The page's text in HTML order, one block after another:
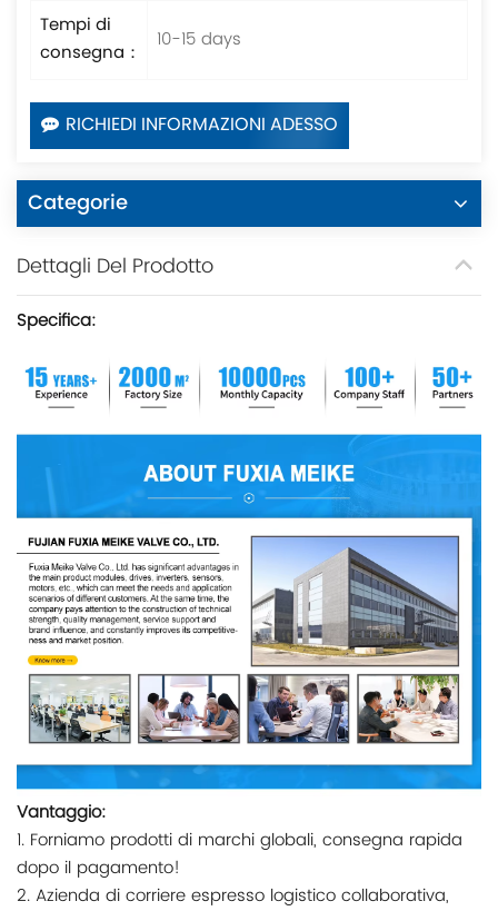
Tempi di
consegna：
10-15 days
RICHIEDI INFORMAZIONI ADESSO
Categorie
Dettagli Del Prodotto
Specifica:
Vantaggio:
1. Forniamo prodotti di marchi globali, consegna rapida
dopo il pagamento!
2. Azienda di corriere espresso logistico collaborativa,